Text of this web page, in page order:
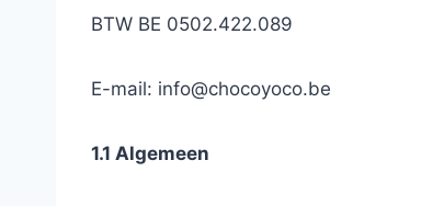
BTW BE 0502.422.089
E-mail: info@chocoyoco.be
1.1 Algemeen